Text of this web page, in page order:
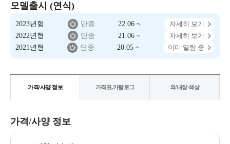
모델출시 (연식)
2023년형 단종 22.06 ~
자세히 보기
2022년형
단종 21.06 ~
자세히 보기
2021년형
단종 20.05 ~ 이미 열람 중
가격/사양 정보 가격표,카탈로그 외/내장 색상
가격/사양 정보